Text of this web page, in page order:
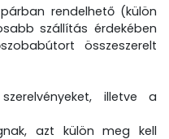
rendelhető (külön
szállítás érdekében
összeszerelt
illetve a
azt külön meg kell